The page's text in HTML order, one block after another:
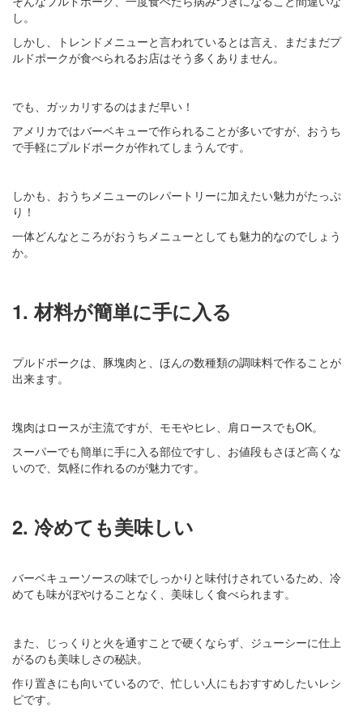
し。
しかし、トレンドメニューと言われているとは言え、まだまだプ
ルドポークが食べられるお店はそう多くありません。
でも、ガッカリするのはまだ早い！
アメリカではバーベキューで作られることが多いですが、おうち
で手軽にプルドポークが作れてしまうんです。
しかも、おうちメニューのレパートリーに加えたい魅力がたっぷ
り！
一体どんなところがおうちメニューとしても魅力的なのでしょう
か。
1. 材料が簡単に手に入る
プルドポークは、豚塊肉と、ほんの数種類の調味料で作ることが
出来ます。
塊肉はロースが主流ですが、モモやヒレ、肩ロースでもOK。
スーパーでも簡単に手に入る部位ですし、お値段もさほど高くな
いので、気軽に作れるのが魅力です。
2. 冷めても美味しい
バーベキューソースの味でしっかりと味付けされているため、冷
めても味がぼやけることなく、美味しく食べられます。
また、じっくりと火を通すことで硬くならず、ジューシーに仕上
がるのも美味しさの秘訣。
作り置きにも向いているので、忙しい人にもおすすめしたいレシ
ピです。